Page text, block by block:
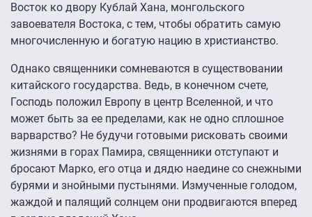
Восток ко двору Кублай Хана, монгольского
завоевателя Востока, с тем, чтобы обратить самую
многочисленную и богатую нацию в христианство.
Однако священники сомневаются в существовании
китайского государства. Ведь, в конечном счете,
Господь положил Европу в центр Вселенной, и что
может быть за ее пределами, как не одно сплошное
варварство? Не будучи готовыми рисковать своими
жизнями в горах Памира, священники отступают и
бросают Марко, его отца и дядю наедине со снежными
бурями и знойными пустынями. Измученные голодом,
жаждой и палящий солнцем они продвигаются вперед